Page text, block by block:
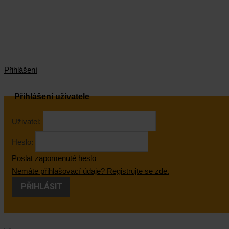
Přihlášení
Přihlášení uživatele
Uživatel:
Heslo:
Poslat zapomenuté heslo
Nemáte přihlašovací údaje? Registrujte se zde.